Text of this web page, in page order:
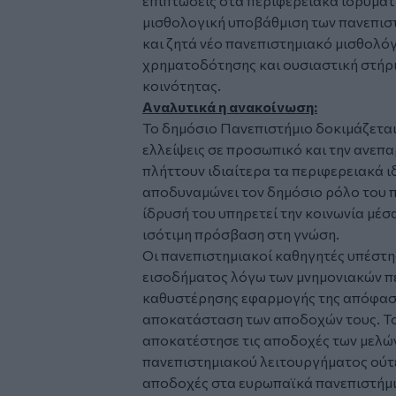
μισθολογική υποβάθμιση των
και ζητά νέο πανεπιστημιακό
χρηματοδότησης και ουσιαστική
κοινότητας.
Aναλυτικά η ανακοίνωση:
Το δημόσιο Πανεπιστήμιο
ελλείψεις σε προσωπικό και την
πλήττουν ιδιαίτερα τα περιφερειακά
αποδυναμώνει τον δημόσιο ρόλο του
ίδρυσή του υπηρετεί την κοινωνία
ισότιμη πρόσβαση στη γνώση.
Οι πανεπιστημιακοί καθηγητές
εισοδήματος λόγω των μνημονιακών
καθυστέρησης εφαρμογής της
αποκατάσταση των αποδοχών τους.
αποκατέστησε τις αποδοχές των
πανεπιστημιακού λειτουργήματος
αποδοχές στα ευρωπαϊκά